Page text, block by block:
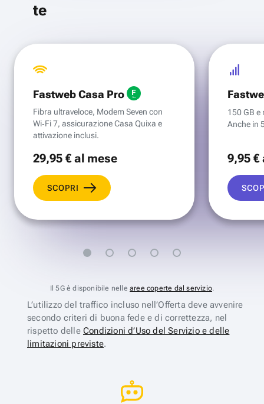
te
Fastweb Casa Pro
Fibra ultraveloce, Modem Seven con
Wi‑Fi 7, assicurazione Casa Quixa e
attivazione inclusi.
29,95 €al mese
SCOPRI
150 GB e
Anche in
9,95 €
Il 5G è disponibile nelle aree coperte dal servizio.
L’utilizzo del traffico incluso nell’Offerta deve avvenire
secondo criteri di buona fede e di correttezza, nel
rispetto delle Condizioni d’Uso del Servizio e delle
limitazioni previste.